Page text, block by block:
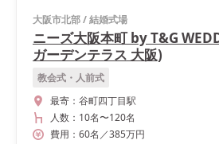
大阪市北部/結婚式場
ニーズ大阪本町 by T&G
ガーデンテラス 大阪)
教会式・人前式
最寄： 谷町四丁目駅
人数： 10名〜120名
費用： 60名 ／385万円